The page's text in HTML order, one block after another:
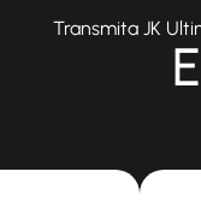
Transmita JK